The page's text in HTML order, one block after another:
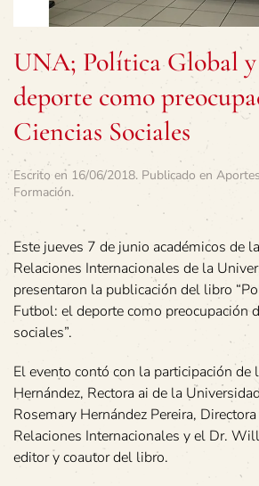
UNA; Política Global
deporte como
Ciencias Sociales
Escrito en 16/06/2018. Publicado en
Formación.
Este jueves 7 de junio académicos de
Relaciones Internacionales de la
presentaron la publicación del libro
Futbol: el deporte como preocupación
sociales”.
El evento contó con la participación de
Hernández, Rectora ai de la
Rosemary Hernández Pereira,
Relaciones Internacionales y el Dr.
editor y coautor del libro.